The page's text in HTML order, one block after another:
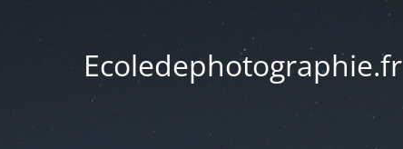
Ecoledephotographie.fr